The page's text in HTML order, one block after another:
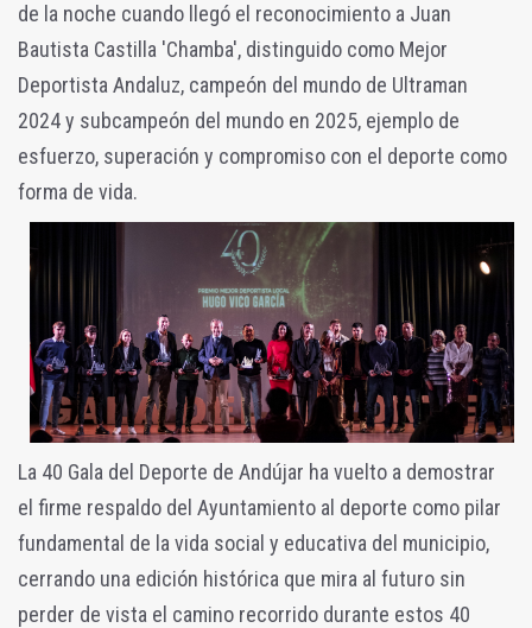
de la noche cuando llegó el reconocimiento a Juan
Bautista Castilla 'Chamba', distinguido como Mejor
Deportista Andaluz, campeón del mundo de Ultraman
2024 y subcampeón del mundo en 2025, ejemplo de
esfuerzo, superación y compromiso con el deporte como
forma de vida.
La 40 Gala del Deporte de Andújar ha vuelto a demostrar
el firme respaldo del Ayuntamiento al deporte como pilar
fundamental de la vida social y educativa del municipio,
cerrando una edición histórica que mira al futuro sin
perder de vista el camino recorrido durante estos 40